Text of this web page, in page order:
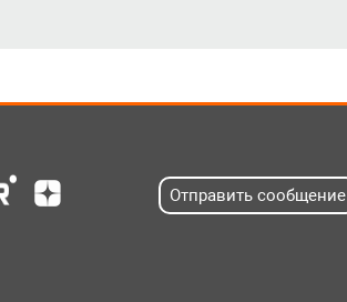
Отправить сообщение